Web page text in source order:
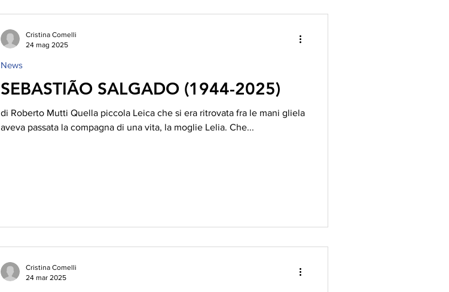
SEBASTIÃO SALGADO (1944-2025)
di Roberto Mutti Quella piccola Leica che si era ritrovata fra le mani gliela
aveva passata la compagna di una vita, la moglie Lelia. Che...
News
Cristina Comelli
24 mag 2025
Cristina Comelli
24 mar 2025